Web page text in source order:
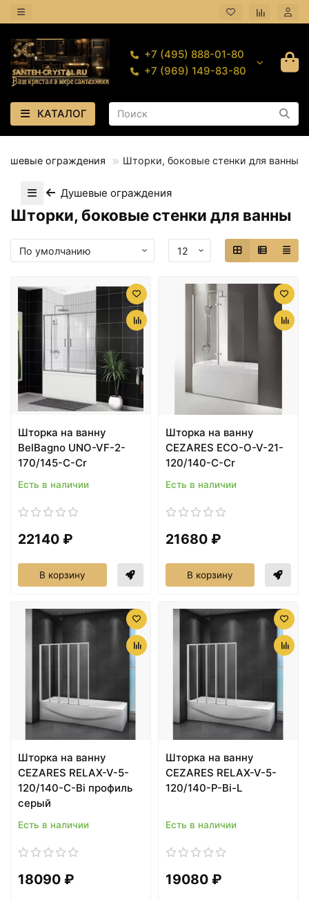
+7 (495) 888-01-80
+7 (969) 149-83-80
КАТАЛОГ
ограждения Шторки, боковые стенки для ванны
Душевые ограждения
Шторки, боковые стенки для ванны
Шторка на ванну
BelBagno UNO-VF-2-
170/145-C-Cr
Есть в наличии
22140 ₽
В корзину
Шторка на ванну
CEZARES ECO-O-V-21-
120/140-C-Cr
Есть в наличии
21680 ₽
В корзину
Шторка на ванну
CEZARES RELAX-V-5-
120/140-C-Bi профиль
серый
Есть в наличии
18090 ₽
Шторка на ванну
CEZARES RELAX-V-5-
120/140-P-Bi-L
Есть в наличии
19080 ₽